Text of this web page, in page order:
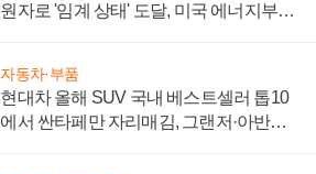
원자로 '임계 상태' 도달, 미국 에너지부
자동차·부품
현대차 올해 SUV 국내 베스트셀러 톱10
에서 싼타페만 자리매김, 그랜저·아반떼